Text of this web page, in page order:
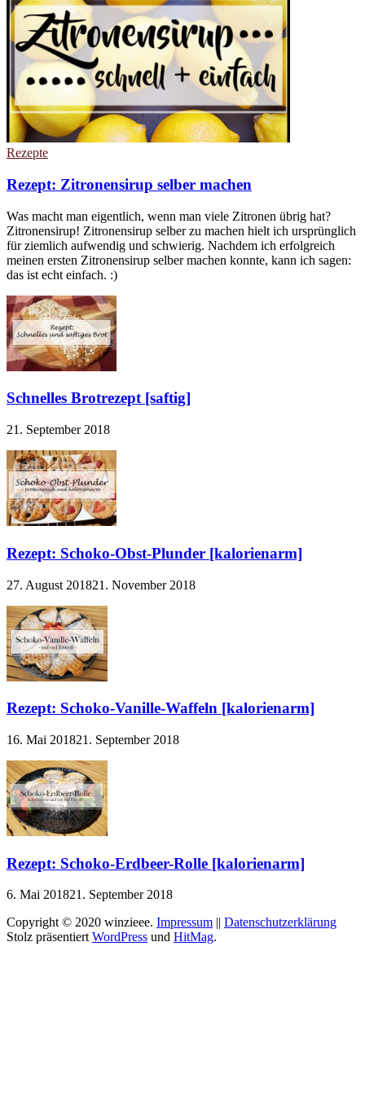
Rezepte
Rezept: Zitronensirup selber machen
Was macht man eigentlich, wenn man viele Zitronen übrig hat?
Zitronensirup! Zitronensirup selber zu machen hielt ich ursprünglich
für ziemlich aufwendig und schwierig. Nachdem ich erfolgreich
meinen ersten Zitronensirup selber machen konnte, kann ich sagen:
das ist echt einfach. :)
Schnelles Brotrezept [saftig]
21. September 2018
Rezept: Schoko-Obst-Plunder [kalorienarm]
27. August 201821. November 2018
Rezept: Schoko-Vanille-Waffeln [kalorienarm]
16. Mai 201821. September 2018
Rezept: Schoko-Erdbeer-Rolle [kalorienarm]
6. Mai 201821. September 2018
Copyright © 2020 winzieee. Impressum
Datenschutzerklärung
Stolz präsentiertWordPress und HitMag.